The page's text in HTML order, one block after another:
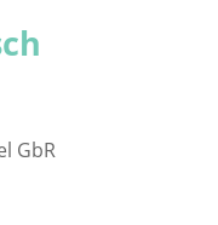
GbR